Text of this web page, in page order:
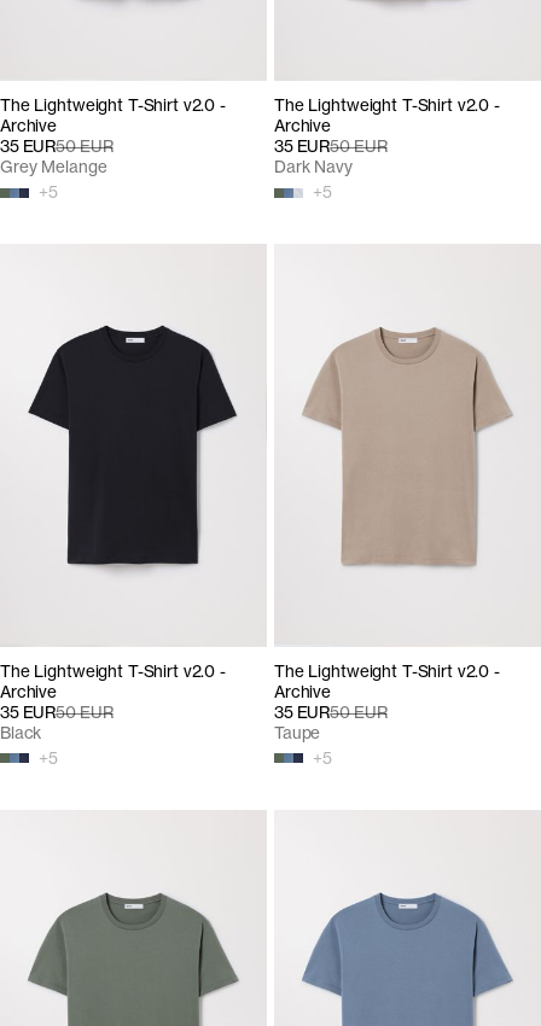
The Lightweight T-Shirt v2.0 -
Archive
35 EUR50 EUR
+5
Grey Melange
The Lightweight T-Shirt v2.0 -
Archive
35 EUR50 EUR
+5
Dark Navy
The Lightweight T-Shirt v2.0 -
Archive
35 EUR50 EUR
+5
Black
The Lightweight T-Shirt v2.0 -
Archive
35 EUR50 EUR
+5
Taupe